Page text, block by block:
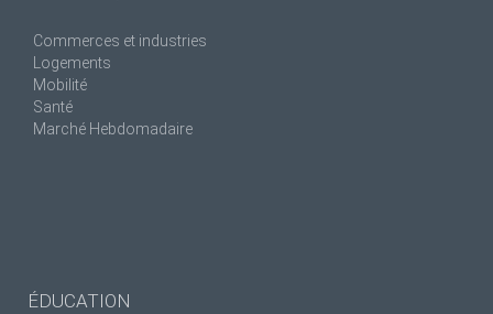
Commerces et industries
Logements
Mobilité
Santé
Marché Hebdomadaire
ÉDUCATION